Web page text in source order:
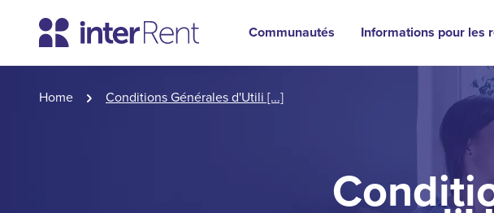
Communautés Informations pour les
Home Conditions Générales d'Utili [...]